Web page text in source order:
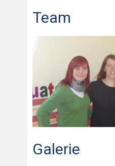
Team
Galerie